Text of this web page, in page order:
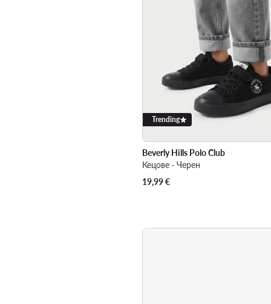
Trending
Beverly Hills Polo Club
Кецове · Черен
19,99€